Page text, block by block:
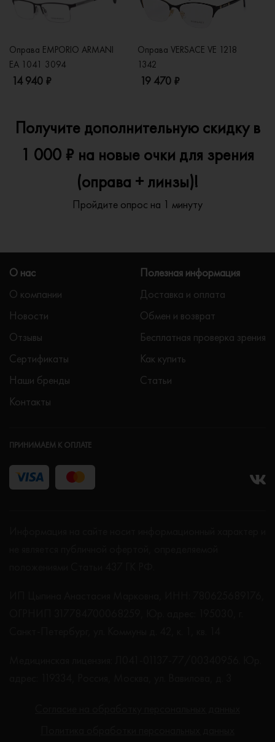
Оправа EMPORIO ARMANI
EA 1041 3094
14 940 ₽
Оправа VERSACE VE 1218
1342
19 470 ₽
Получите дополнительную скидку в
1 000 ₽ на новые очки для зрения
(оправа + линзы)!
Пройдите опрос на 1 минуту
О нас
О компании
Новости
Отзывы
Сертификаты
Наши бренды
Контакты
Полезная информация
Доставка и оплата
Обмен и возврат
Бесплатная проверка зрения
Как купить
Статьи
ПРИНИМАЕМ К ОПЛАТЕ